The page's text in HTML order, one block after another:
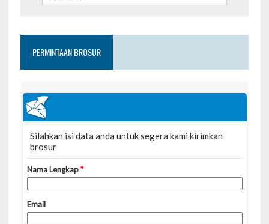
PERMINTAAN BROSUR